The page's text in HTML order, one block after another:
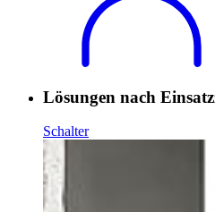
Lösungen nach
Schalter